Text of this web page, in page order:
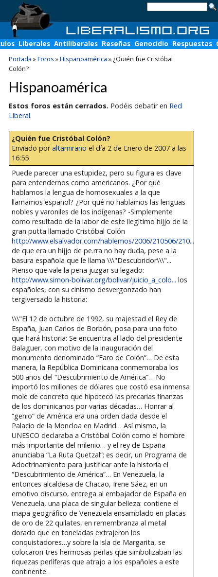
Liberales Antiliberales Reseñas Genocidio Respuestas
Portada »Foros »Hispanoamérica » ¿Quién fue Cristóbal
Colón?
Hispanoamérica
Estos foros están cerrados. Podéis debatir en Red
Liberal.
¿Quién fue Cristóbal Colón?
Enviado poraltamirano el día 2 de Enero de 2007 a las
16:55
Puede parecer una estupidez, pero su figura es clave
para entendernos como americanos. ¿Por qué
hablamos la lengua de homosexuales a la que
llamamos español? ¿Por qué no hablamos las lenguas
nobles y varoniles de los indígenas? -Simplemente
como resultado de la labor de este ilegítimo hijjo de la
gran putta llamado Cristóbal Colón
http://www.elsalvador.com/hablemos/2006/210506/210...
de que era un hijjo de pe.rra no hay duda, pese a la
basura española que le llama \\\"Descubridor\\\"...
Pienso que vale la pena juzgar su legado:
http://www.simon-bolivar.org/bolivar/juicio_a_colo... los
españoles, con su cinismo desvergonzado han
tergiversado la historia:
\\\"El 12 de octubre de 1992, su majestad el Rey de
España, Juan Carlos de Borbón, posa para una foto
que hará historia: Se encuentra al lado del presidente
Balaguer, con motivo de la inauguración del
monumento denominado “Faro de Colón”… De esta
manera, la República Dominicana conmemoraba los
500 años del “Descubrimiento de América”… No
importó los millones de dólares que costó esa inmensa
mole de concreto que hipotecó las precarias finanzas
de los dominicanos por varias décadas… Honrar al
“genio” de América era una orden dada desde el
Palacio de la Moncloa en Madrid… Así mismo, la
UNESCO declaraba a Cristóbal Colón como el hombre
más importante del milenio… y el rey de España
anunciaba “La Ruta Quetzal”; es decir, un Programa de
Adoctrinamiento para justificar ante la historia el
“Descubrimiento de América”… En Venezuela, la
entonces alcaldesa de Chacao, Irene Sáez, en un
emotivo discurso, entrega al embajador de España en
Venezuela, una placa de singular belleza: contiene el
mapa geográfico de Venezuela ensamblado en placas
de oro de 22 quilates, en remembranza al metal
dorado que en toneladas extrajeron los
conquistadores…y sobre la isla de Margarita, se
colocaron tres hermosas perlas que simbolizaban las
riquezas perlíferas que atrajo a los españoles a este
continente.